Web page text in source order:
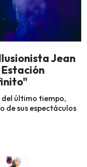
Jean
del último tiempo,
de sus espectáculos